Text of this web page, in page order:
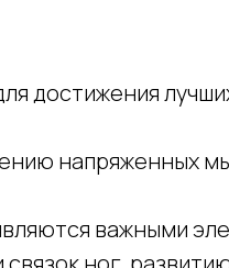
достижения
напряженных
важными